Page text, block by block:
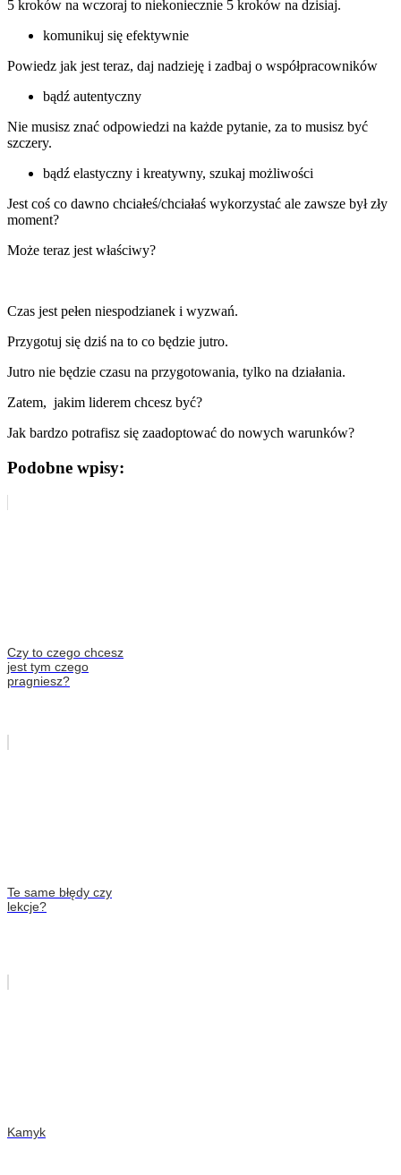
5 kroków na wczoraj to niekoniecznie 5 kroków na dzisiaj.
komunikuj się efektywnie
Powiedz jak jest teraz, daj nadzieję i zadbaj o współpracowników
bądź autentyczny
Nie musisz znać odpowiedzi na każde pytanie, za to musisz być
szczery.
bądź elastyczny i kreatywny, szukaj możliwości
Jest coś co dawno chciałeś/chciałaś wykorzystać ale zawsze był zły
moment?
Może teraz jest właściwy?
Czas jest pełen niespodzianek i wyzwań.
Przygotuj się dziś na to co będzie jutro.
Jutro nie będzie czasu na przygotowania, tylko na działania.
Zatem, jakim liderem chcesz być?
Jak bardzo potrafisz się zaadoptować do nowych warunków?
Podobne wpisy:
Czy to czego chcesz
jest tym czego
pragniesz?
Te same błędy czy
lekcje?
Kamyk